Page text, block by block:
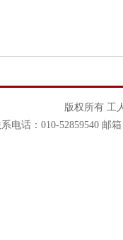
版权所有 工
电话：010-52859540 邮